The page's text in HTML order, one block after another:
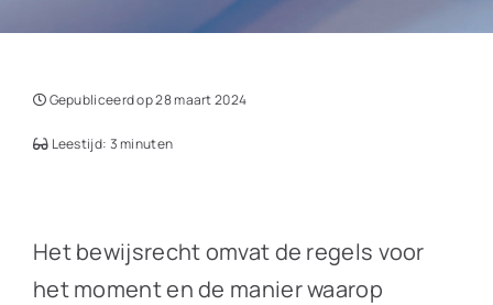
Gepubliceerd op 28 maart 2024
Leestijd: 3 minuten
Het bewijsrecht omvat de regels voor
het moment en de manier waarop